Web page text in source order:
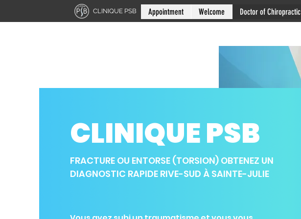
CLINIQUE PSB Appointment Welcome Doctor of Chiropractic
CLINIQUE PSB
FRACTURE OU ENTORSE (TORSION) OBTENEZ UN
DIAGNOSTIC RAPIDE RIVE-SUD À SAINTE-JULIE